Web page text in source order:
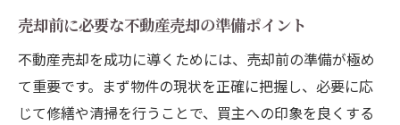
売却前に必要な不動産売却の準備ポイント
不動産売却を成功に導くためには、売却前の準備が極め
て重要です。まず物件の現状を正確に把握し、必要に応
じて修繕や清掃を行うことで、買主への印象を良くする